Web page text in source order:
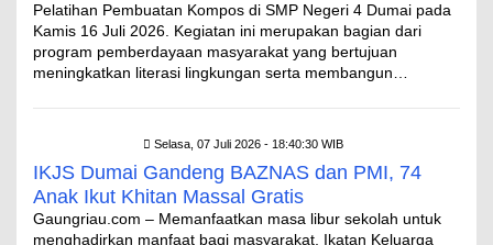
Pelatihan Pembuatan Kompos di SMP Negeri 4 Dumai pada
Kamis 16 Juli 2026. Kegiatan ini merupakan bagian dari
program pemberdayaan masyarakat yang bertujuan
meningkatkan literasi lingkungan serta membangun…
Selasa, 07 Juli 2026 - 18:40:30 WIB
IKJS Dumai Gandeng BAZNAS dan PMI, 74
Anak Ikut Khitan Massal Gratis
Gaungriau.com – Memanfaatkan masa libur sekolah untuk
menghadirkan manfaat bagi masyarakat, Ikatan Keluarga